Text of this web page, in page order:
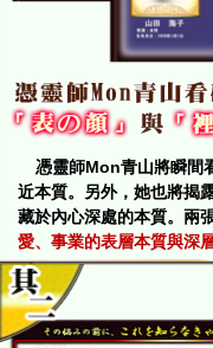
憑靈師Mon青山將瞬間
近本質。另外，她也將揭
藏於內心深處的本質。兩
愛、事業的表層本質與深